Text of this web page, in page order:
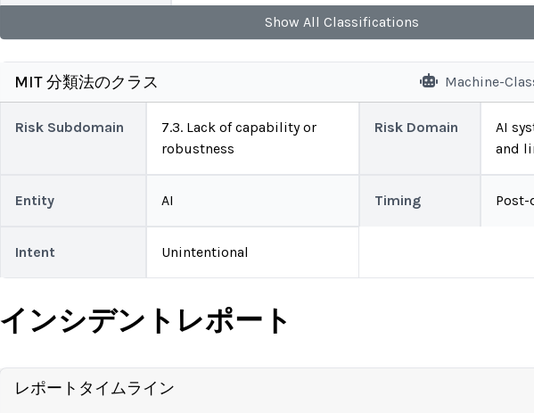
Show All Classifications
MIT 分類法のクラス Machine-
Risk Subdomain
7.3. Lack of capability or
robustness
Risk Domain
AI
and
Entity AI Timing
Intent Unintentional
インシデントレポート
レポートタイムライン